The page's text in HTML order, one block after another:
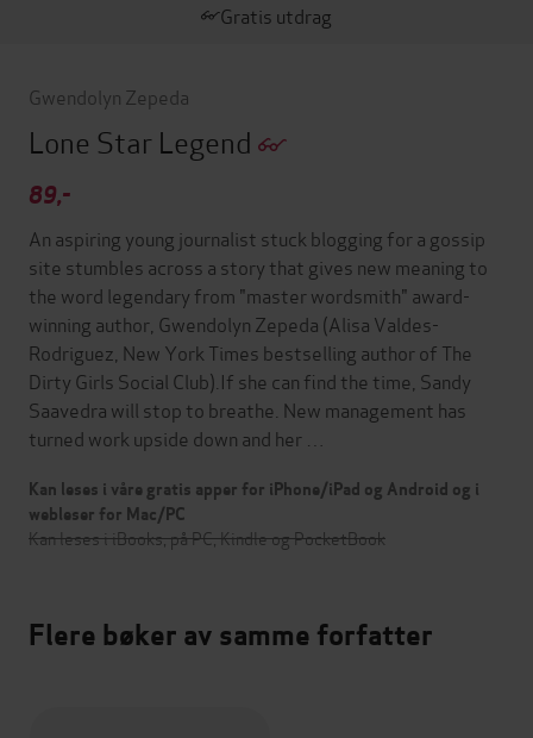
Gratis utdrag
Gwendolyn Zepeda
Lone Star Legend
89,-
An aspiring young journalist stuck blogging for a gossip
site stumbles across a story that gives new meaning to
the word legendary from "master wordsmith" award-
winning author, Gwendolyn Zepeda (Alisa Valdes-
Rodriguez, New York Times bestselling author of The
Dirty Girls Social Club).If she can find the time, Sandy
Saavedra will stop to breathe. New management has
turned work upside down and her …
Kan leses i våre gratis apper for iPhone/iPad og Android og i
webleser for Mac/PC
Kan leses i iBooks, på PC, Kindle og PocketBook
Flere bøker av samme forfatter